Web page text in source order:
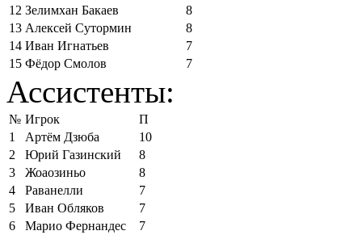
12 Зелимхан Бакаев
8
13 Алексей Сутормин
8
14 Иван Игнатьев
7
15 Фёдор Смолов 7
Ассистенты:
№ Игрок
П
1
Артём Дзюба
10
2
Юрий Газинский
8
3
Жоаозиньо
8
4
Раванелли
7
5
Иван Обляков
7
6
Марио Фернандес
7